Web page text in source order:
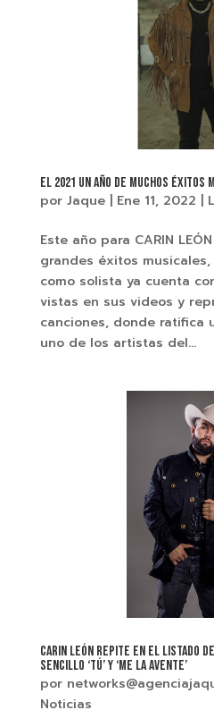
EL 2021 UN AÑO DE MUCHOS ÉXITOS
por Jaque| Ene 11, 2022
Este año para CARIN
grandes éxitos
como solista ya cuenta
vistas en sus videos y
canciones, donde ratifica
uno de los artistas del...
CARIN LEÓN REPITE EN EL LISTADO
SENCILLO ‘TÚ’ Y ‘ME LA AVENTE’
por
Noticias